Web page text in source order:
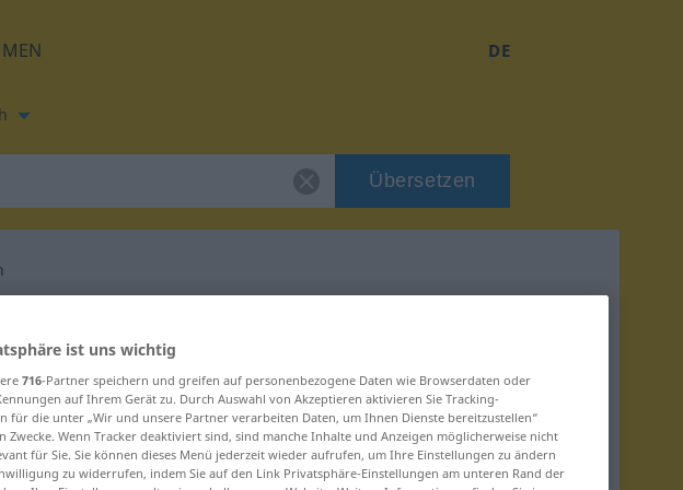
DE
Übersetzen
für "trampeln"
intransitives Zeitwort
ist uns wichtig
716-Partner speichern und greifen auf personenbezogene Daten wie Browserdaten oder
auf Ihrem Gerät zu. Durch Auswahl von Akzeptieren aktivieren Sie Tracking-
für die unter „Wir und unsere Partner verarbeiten Daten, um Ihnen Dienste bereitzustellen“
Zwecke. Wenn Tracker deaktiviert sind, sind manche Inhalte und Anzeigen möglicherweise nicht
für Sie. Sie können dieses Menü jederzeit wieder aufrufen, um Ihre Einstellungen zu ändern
zu widerrufen, indem Sie auf den Link Privatsphäre-Einstellungen am unteren Rand der